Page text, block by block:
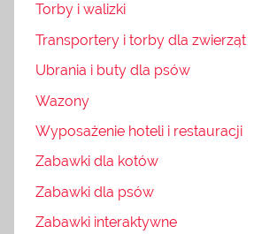
Torby i walizki
Transportery i torby dla zwierząt
Ubrania i buty dla psów
Wazony
Wyposażenie hoteli i restauracji
Zabawki dla kotów
Zabawki dla psów
Zabawki interaktywne